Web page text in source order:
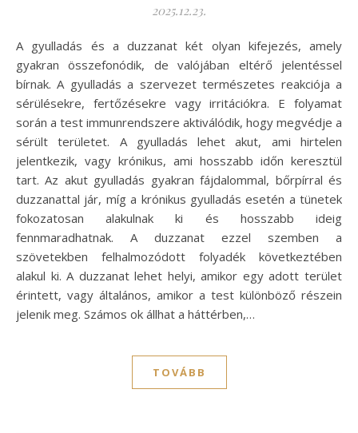
2025.12.23.
A gyulladás és a duzzanat két olyan kifejezés, amely
gyakran összefonódik, de valójában eltérő jelentéssel
bírnak. A gyulladás a szervezet természetes reakciója a
sérülésekre, fertőzésekre vagy irritációkra. E folyamat
során a test immunrendszere aktiválódik, hogy megvédje a
sérült területet. A gyulladás lehet akut, ami hirtelen
jelentkezik, vagy krónikus, ami hosszabb időn keresztül
tart. Az akut gyulladás gyakran fájdalommal, bőrpírral és
duzzanattal jár, míg a krónikus gyulladás esetén a tünetek
fokozatosan alakulnak ki és hosszabb ideig
fennmaradhatnak. A duzzanat ezzel szemben a
szövetekben felhalmozódott folyadék következtében
alakul ki. A duzzanat lehet helyi, amikor egy adott terület
érintett, vagy általános, amikor a test különböző részein
jelenik meg. Számos ok állhat a háttérben,…
TOVÁBB